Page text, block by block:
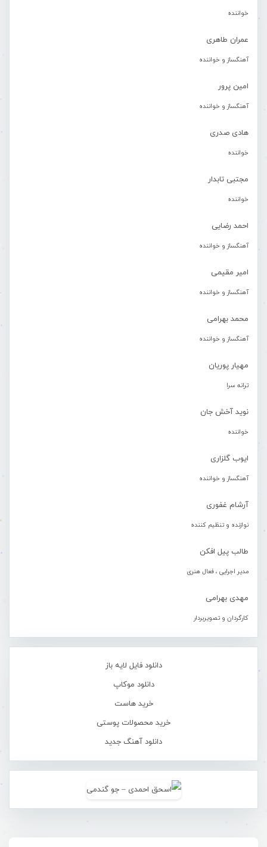
خواننده
عمران طاهری
آهنگساز و خواننده
امین پرور
آهنگساز و خواننده
هادی صدری
خواننده
مجتبی تابدار
خواننده
احمد رضایی
آهنگساز و خواننده
امیر مقیمی
آهنگساز و خواننده
محمد بهرامی
آهنگساز و خواننده
مهیار پوریان
ترانه سرا
نوید آخش جان
خواننده
ایوب گلزاری
آهنگساز و خواننده
آرشام غفوری
نوازنده و تنظیم کننده
طالب پیل افکن
مدیر اجرایی ، فعال هنری
مهدی بهرامی
کارگردان و تصویربردار
دانلود فایل لایه باز
دانلود موکاپ
خرید هاست
خرید محصولات پوستی
دانلود آهنگ جدید